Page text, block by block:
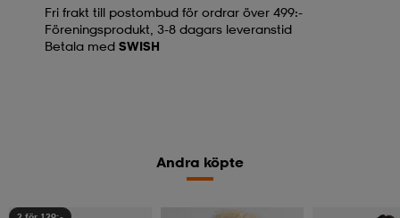
Fri frakt till postombud för ordrar över 499:-
Föreningsprodukt, 3-8 dagars leveranstid
Betala med SWISH
Andra köpte
2 för 129:-